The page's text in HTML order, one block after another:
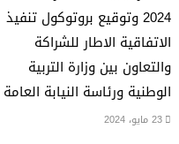
2024 وتوقيع بروتوكول تنفيذ
الاتفاقية الاطار للشراكة
والتعاون بين وزارة التربية
الوطنية ورئاسة النيابة العامة
23 مايو، 2024